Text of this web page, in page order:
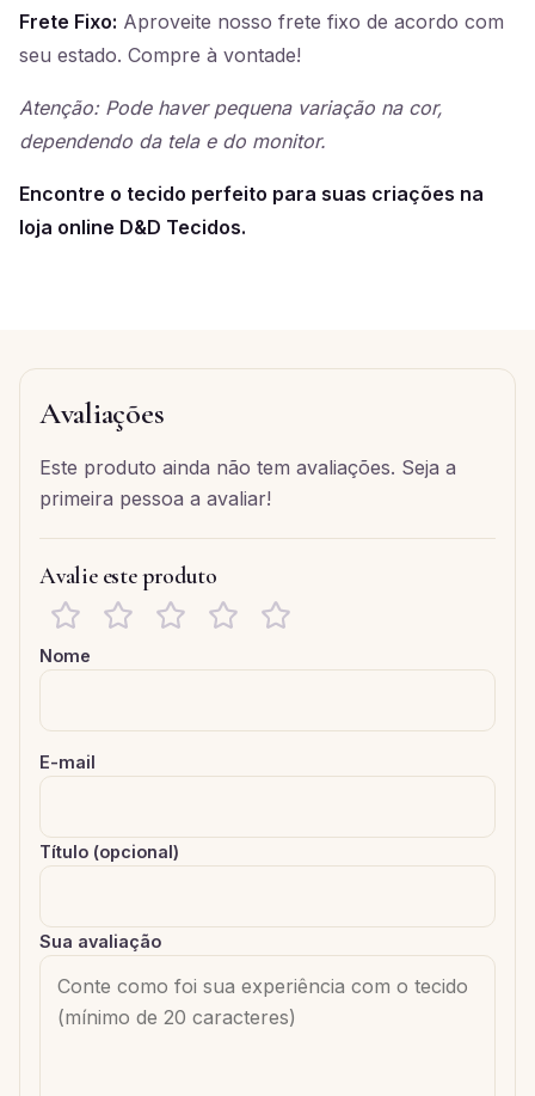
Frete Fixo: Aproveite nosso frete fixo de acordo com
seu estado. Compre à vontade!
Atenção: Pode haver pequena variação na cor,
dependendo da tela e do monitor.
Encontre o tecido perfeito para suas criações na
loja online D&D Tecidos.
Avaliações
Este produto ainda não tem avaliações. Seja a
primeira pessoa a avaliar!
Avalie este produto
Nome
E-mail
Título (opcional)
Sua avaliação